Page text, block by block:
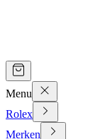
Menu
Rolex
Merken